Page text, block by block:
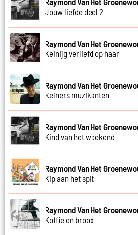
Jouw liefde deel 2
Raymond Van Het
Keinijg verliefd op haar
Raymond Van Het
Kelners muzikanten
Raymond Van Het
Kind van het weekend
Raymond Van Het
Kip aan het spit
Raymond Van Het
Koffie en brood